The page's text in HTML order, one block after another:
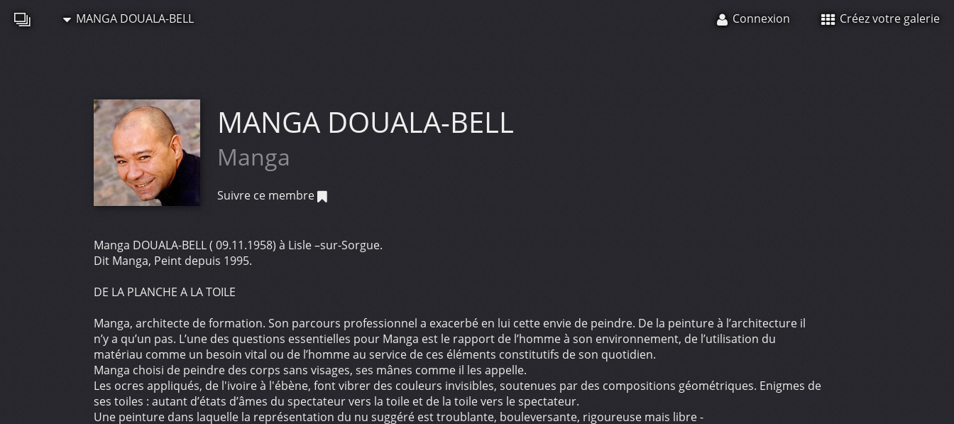
MANGA DOUALA-BELL Connexion Créez votre galerie
MANGA DOUALA-BELL
Manga
Suivre ce membre
Manga DOUALA-BELL ( 09.11.1958) à Lisle –sur-Sorgue.
Dit Manga, Peint depuis 1995.
DE LA PLANCHE A LA TOILE
Manga, architecte de formation. Son parcours professionnel a exacerbé en lui cette envie de peindre. De la peinture à l’architecture il
n’y a qu’un pas. L’une des questions essentielles pour Manga est le rapport de l’homme à son environnement, de l’utilisation du
matériau comme un besoin vital ou de l’homme au service de ces éléments constitutifs de son quotidien.
Manga choisi de peindre des corps sans visages, ses mânes comme il les appelle.
Les ocres appliqués, de l'ivoire à l'ébène, font vibrer des couleurs invisibles, soutenues par des compositions géométriques. Enigmes de
ses toiles : autant d’états d’âmes du spectateur vers la toile et de la toile vers le spectateur.
Une peinture dans laquelle la représentation du nu suggéré est troublante, bouleversante, rigoureuse mais libre -